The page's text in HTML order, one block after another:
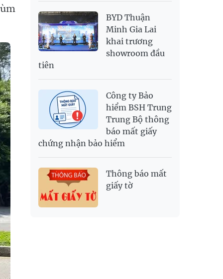
BYD Thuận
Minh Gia Lai
khai trương
showroom đầu
tiên
Công ty Bảo
hiểm BSH Trung
Trung Bộ thông
báo mất giấy
chứng nhận bảo hiểm
Thông báo mất
giấy tờ